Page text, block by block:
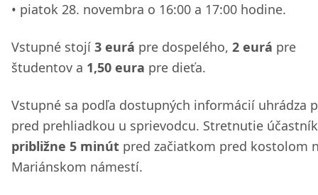
piatok 28. novembra o 16:00 a 17:00 hodine.
Vstupné stojí 3 eurá pre dospelého, 2 eurá pre
študentov a 1,50 eura pre dieťa.
Vstupné sa podľa dostupných informácií uhrádza
pred prehliadkou u sprievodcu. Stretnutie
približne 5 minút pred začiatkom pred kostolom
Mariánskom námestí.